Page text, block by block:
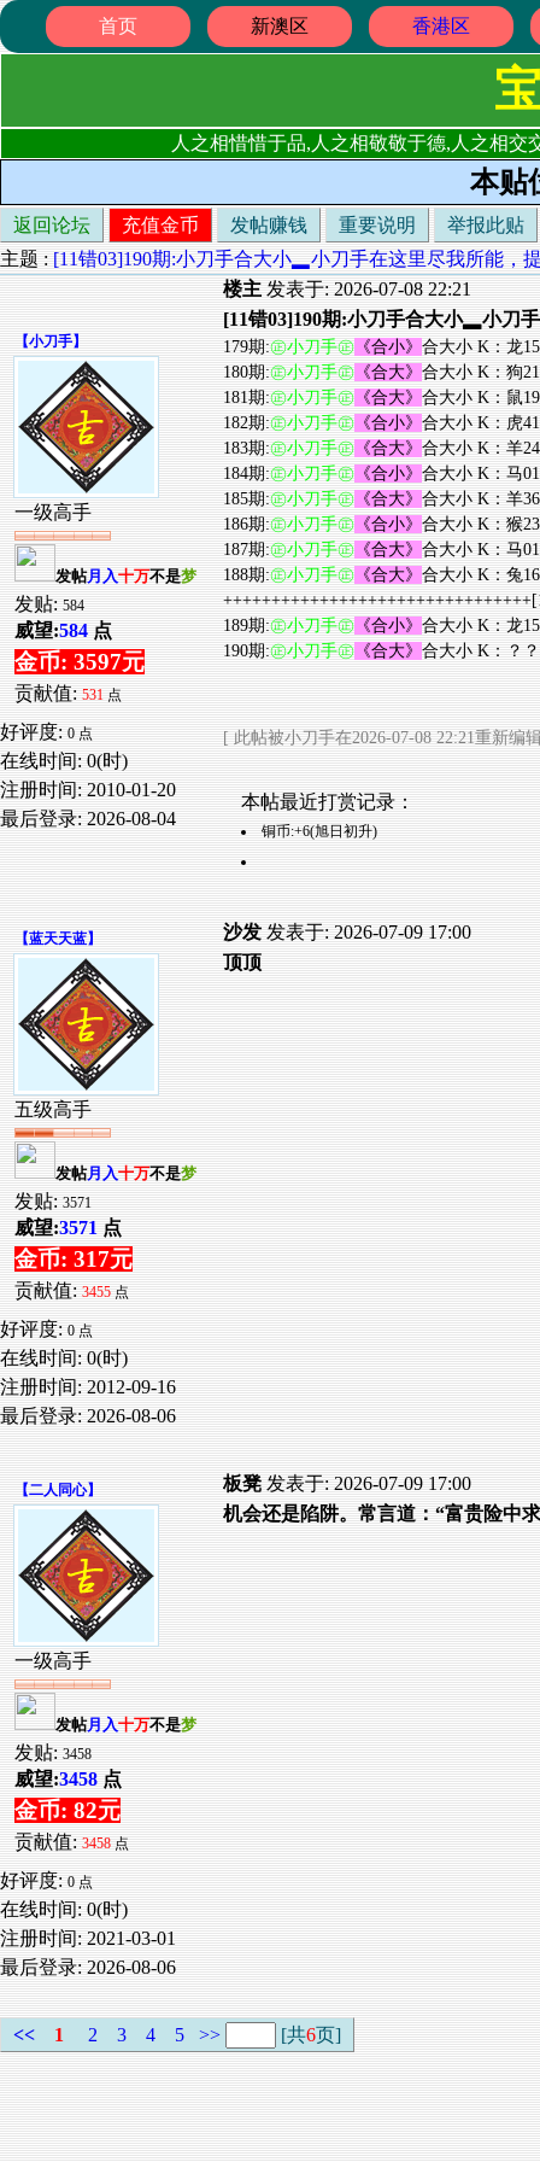
首页 新澳区 香港区
人之相惜惜于品,人之相敬敬于德,人之相
本贴
返回论坛 充值金币 发帖赚钱 重要说明
举报此贴
主题 : [11错03]190期:小刀手合大小▂小刀手在这里尽我所能，
【小刀手】
一级高手
发帖月入十万不是梦
发贴: 584
威望:584 点
金币: 3597元
贡献值: 531 点
好评度: 0 点
在线时间: 0(时)
注册时间: 2010-01-20
最后登录: 2026-08-04
楼主 发表于: 2026-07-08 22:21
[11错03]190期:小刀手合大小▂小刀
179期:㊣小刀手㊣ 《合小》 合大小 K：龙
180期:㊣小刀手㊣ 《合大》 合大小 K：狗
181期:㊣小刀手㊣ 《合大》 合大小 K：鼠
182期:㊣小刀手㊣ 《合小》 合大小 K：虎
183期:㊣小刀手㊣ 《合大》 合大小 K：羊
184期:㊣小刀手㊣ 《合小》 合大小 K：马
185期:㊣小刀手㊣ 《合大》 合大小 K：羊
186期:㊣小刀手㊣ 《合小》 合大小 K：猴
187期:㊣小刀手㊣ 《合大》 合大小 K：马
188期:㊣小刀手㊣ 《合大》 合大小 K：兔
189期:㊣小刀手㊣ 《合小》 合大小 K：龙
190期:㊣小刀手㊣ 《合大》 合大小 K：？
[ 此帖被小刀手在2026-07-08 22:21重新编
本帖最近打赏记录：
铜币:+6(旭日初升)
【蓝天天蓝】
五级高手
发帖月入十万不是梦
发贴: 3571
威望:3571 点
金币: 317元
贡献值: 3455 点
好评度: 0 点
在线时间: 0(时)
注册时间: 2012-09-16
最后登录: 2026-08-06
沙发 发表于: 2026-07-09 17:00
顶顶
【二人同心】
一级高手
发帖月入十万不是梦
发贴: 3458
威望:3458 点
金币: 82元
贡献值: 3458 点
好评度: 0 点
在线时间: 0(时)
注册时间: 2021-03-01
最后登录: 2026-08-06
板凳 发表于: 2026-07-09 17:00
机会还是陷阱。常言道：“富贵险中
<< 1 2 3 4 5 >> [共6页]